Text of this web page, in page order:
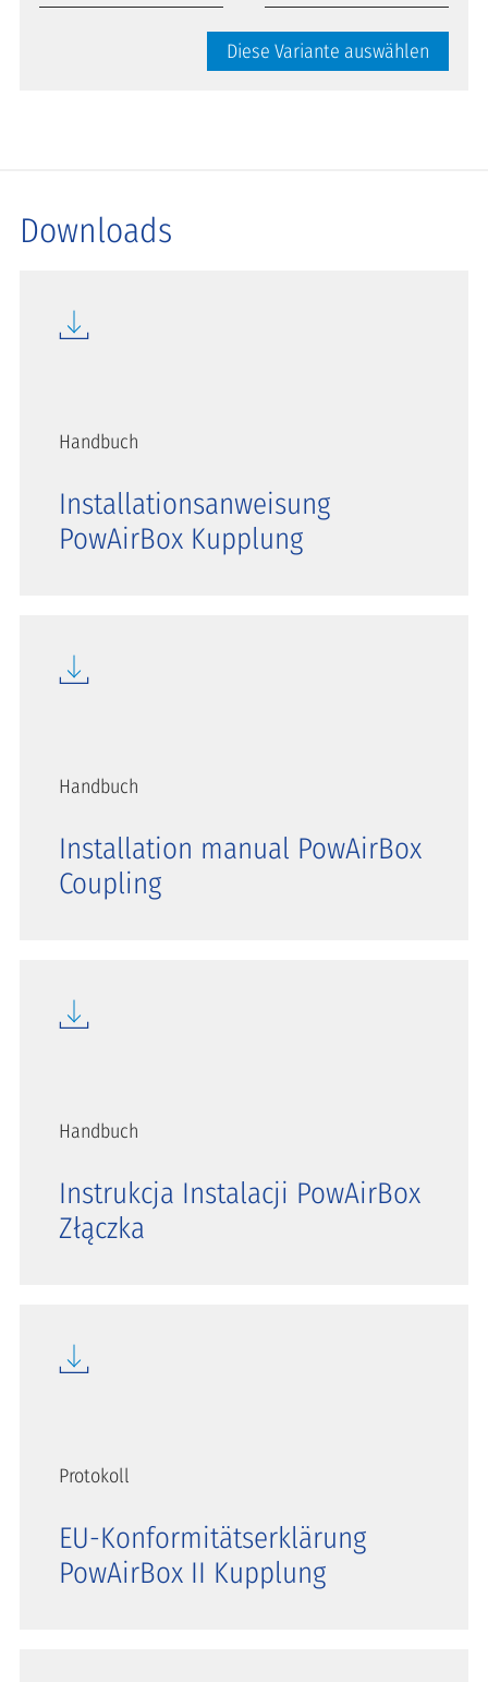
Diese Variante auswählen
Downloads
Handbuch
Installationsanweisung
PowAirBox Kupplung
Handbuch
Installation manual PowAirBox
Coupling
Handbuch
Instrukcja Instalacji PowAirBox
Złączka
Protokoll
EU-Konformitätserklärung
PowAirBox II Kupplung